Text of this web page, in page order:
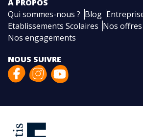
A PROPOS
Qui sommes-nous ? Blog
Etablissements Scolaires Nos offres
Nos engagements
NOUS SUIVRE